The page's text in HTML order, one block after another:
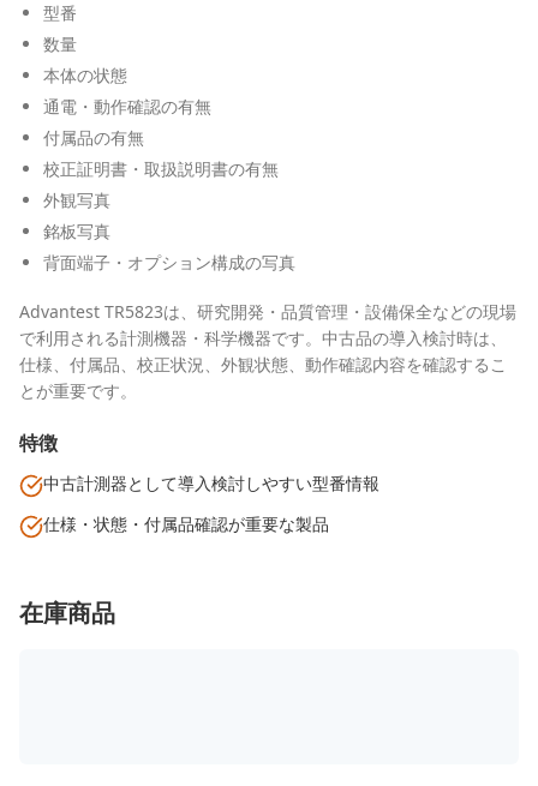
型番
数量
本体の状態
通電・動作確認の有無
付属品の有無
校正証明書・取扱説明書の有無
外観写真
銘板写真
背面端子・オプション構成の写真
Advantest TR5823は、研究開発・品質管理・設備保全などの現場
で利用される計測機器・科学機器です。中古品の導入検討時は、
仕様、付属品、校正状況、外観状態、動作確認内容を確認するこ
とが重要です。
特徴
中古計測器として導入検討しやすい型番情報
仕様・状態・付属品確認が重要な製品
在庫商品